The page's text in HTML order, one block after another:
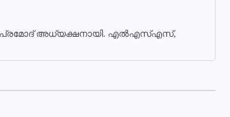
ഇ. പ്രമോദ് അധ്യക്ഷനായി. എല്‍എസ്എസ്,